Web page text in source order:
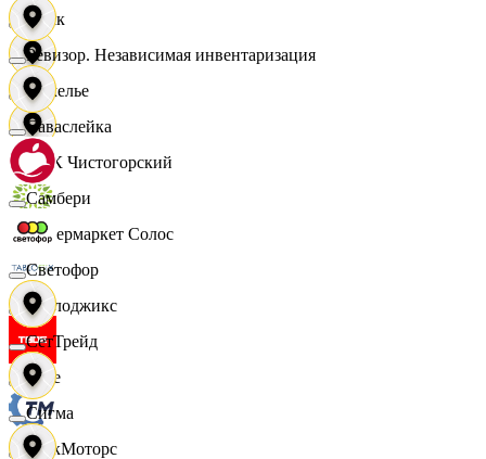
Смак
Сомелье
СПК Чистогорский
Супермаркет Солос
Таблоджикс
Твое
ТракМоторс
Ревизор. Независимая инвентаризация
Саваслейка
Самбери
Светофор
СетТрейд
Сигма